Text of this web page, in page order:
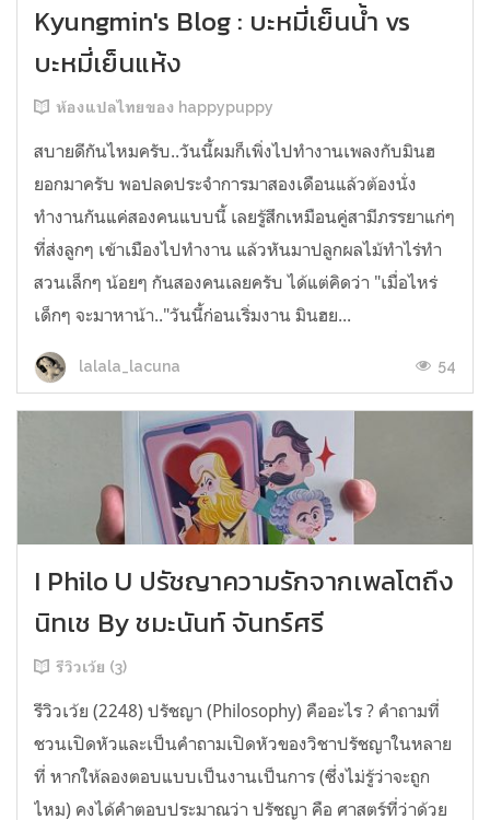
Kyungmin's Blog : บะหมี่เย็นน้ำ vs
บะหมี่เย็นแห้ง
ห้องแปลไทยของ happypuppy
สบายดีกันไหมครับ..วันนี้ผมก็เพิ่งไปทำงานเพลงกับมินฮ
ยอกมาครับ พอปลดประจำการมาสองเดือนแล้วต้องนั่ง
ทำงานกันแค่สองคนแบบนี้ เลยรู้สึกเหมือนคู่สามีภรรยาแก่ๆ
ที่ส่งลูกๆ เข้าเมืองไปทำงาน แล้วหันมาปลูกผลไม้ทำไร่ทำ
สวนเล็กๆ น้อยๆ กันสองคนเลยครับ ได้แต่คิดว่า "เมื่อไหร่
เด็กๆ จะมาหาน้า.."วันนี้ก่อนเริ่มงาน มินฮย...
lalala_lacuna 54
I Philo U ปรัชญาความรักจากเพลโตถึง
นิทเช By ชมะนันท์ จันทร์ศรี
รีวิวเว้ย (3)
รีวิวเว้ย (2248) ปรัชญา (Philosophy) คืออะไร ? คำถามที่
ชวนเปิดหัวและเป็นคำถามเปิดหัวของวิชาปรัชญาในหลาย
ที่ หากให้ลองตอบแบบเป็นงานเป็นการ (ซึ่งไม่รู้ว่าจะถูก
ไหม) คงได้คำตอบประมาณว่า ปรัชญา คือ ศาสตร์ที่ว่าด้วย